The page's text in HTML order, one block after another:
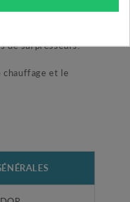
de surpresseurs.
chauffage et le